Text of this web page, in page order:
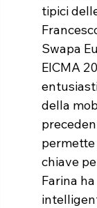
tipici
Swapa
EICMA
della
chiave
Farina